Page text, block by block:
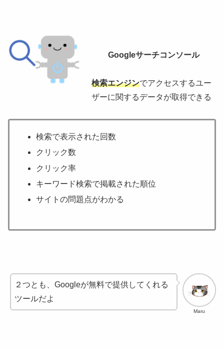
Googleサーチコンソール
検索エンジンでアクセスするユー
ザーに関するデータが取得できる
検索で表示された回数
クリック数
クリック率
キーワード検索で掲載された順位
サイトの問題点がわかる
Maru
２つとも、Googleが無料で提供してくれる
ツールだよ